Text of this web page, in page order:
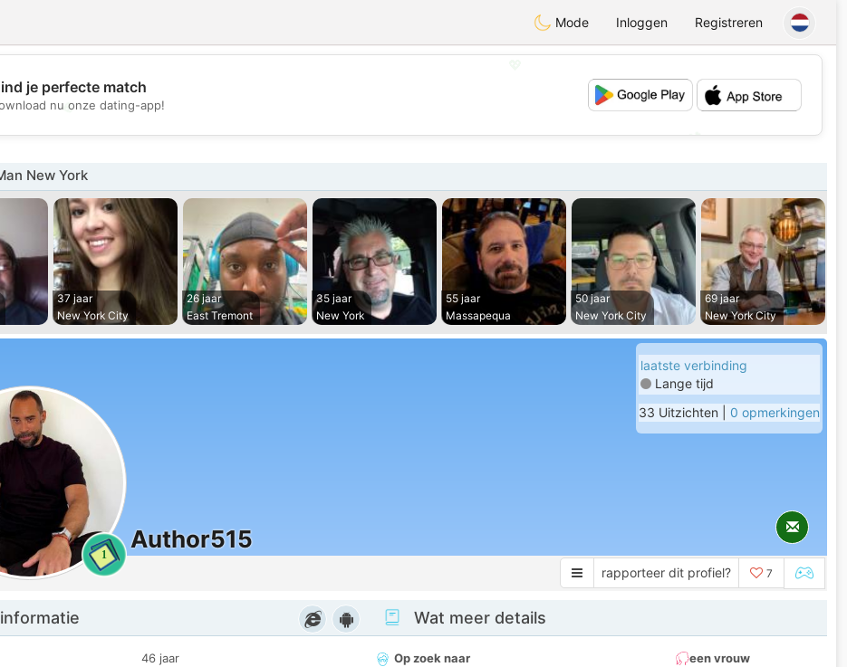
Mode Inloggen Registreren
💕
je perfecte match
nu onze dating-app!
New York
37 jaar
New York City
26 jaar
East Tremont
35 jaar
New York
55 jaar
Massapequa
50 jaar
New York City
69 jaar
New York City
1
Author515
laatste verbinding
Lange tijd
33 Uitzichten | 0 opmerkingen
rapporteer dit profiel? 7
46 jaar
Wat meer details
Op zoek naar
een vrouw